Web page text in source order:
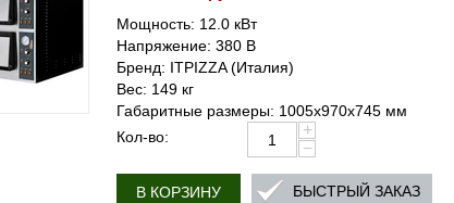
Мощность: 12.0 кВт
Напряжение: 380 В
Бренд: ITPIZZA (Италия)
Вес: 149 кг
Габаритные размеры: 1005х970х745 мм
Кол-во:
+
−
В КОРЗИНУ БЫСТРЫЙ ЗАКАЗ